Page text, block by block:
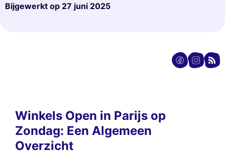
Bijgewerkt op 27 juni 2025
Winkels Open in Parijs op
Zondag: Een Algemeen
Overzicht